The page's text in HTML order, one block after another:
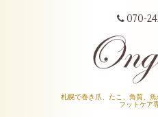
070-
札幌で巻き爪、たこ、角質、
フットケア